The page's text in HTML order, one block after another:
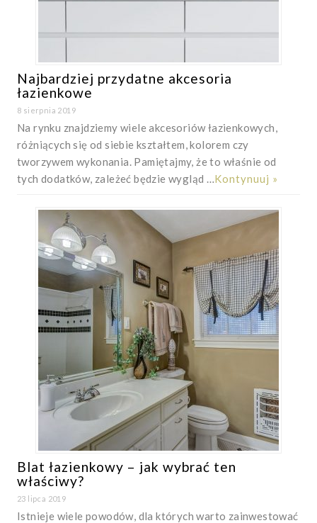
Najbardziej przydatne akcesoria
łazienkowe
8 sierpnia 2019
Na rynku znajdziemy wiele akcesoriów łazienkowych,
różniących się od siebie kształtem, kolorem czy
tworzywem wykonania. Pamiętajmy, że to właśnie od
tych dodatków, zależeć będzie wygląd …Kontynuuj »
Blat łazienkowy – jak wybrać ten
właściwy?
23 lipca 2019
Istnieje wiele powodów, dla których warto zainwestować